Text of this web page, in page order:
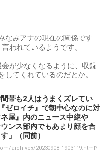
なみアナの現在の関係です
われているようです。
が少なくなるように、収録
てくれているのだとか。
帯も2人はうまくズレてい
ゼロイチ』で朝中心なのに対
屋』内のニュース中継や
ンス部内でもあまり顔を合
」（同前）
archives/20230908_1903119.html?